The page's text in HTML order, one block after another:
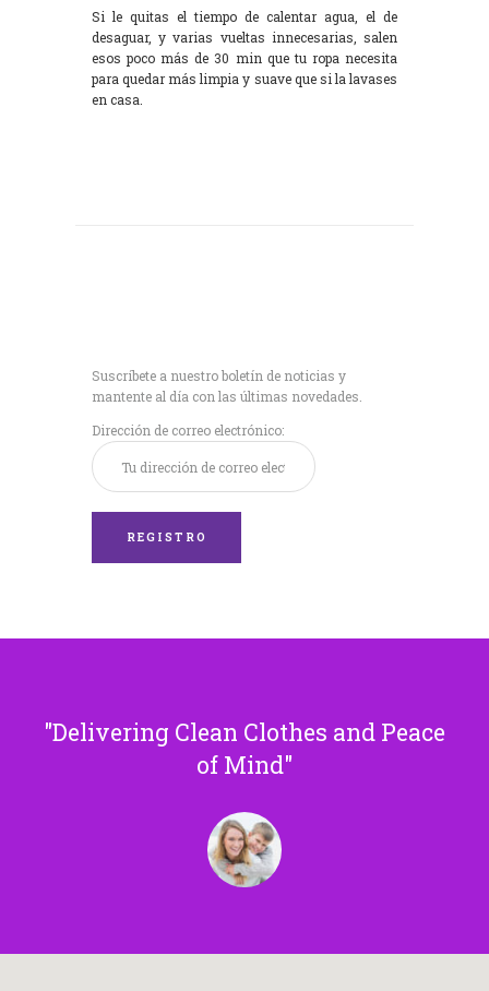
Si le quitas el tiempo de calentar agua, el de
desaguar, y varias vueltas innecesarias, salen
esos poco más de 30 min que tu ropa necesita
para quedar más limpia y suave que si la lavases
en casa.
Suscríbete a nuestro boletín de noticias y
mantente al día con las últimas novedades.
Dirección de correo electrónico:
Delivering Clean Clothes and Peace
of Mind